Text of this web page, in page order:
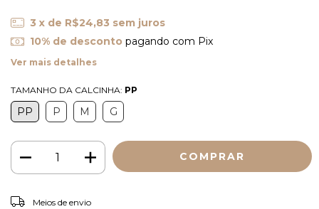
3 x de R$24,83 sem juros
10% de desconto pagando com Pix
Ver mais detalhes
TAMANHO DA CALCINHA: PP
PP P M G
Entregas para o CEP:
Meios de envio